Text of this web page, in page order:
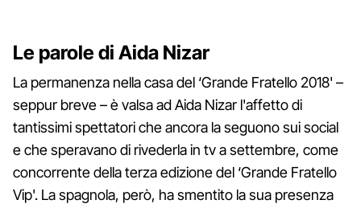
Le parole di Aida Nizar
La permanenza nella casa del ‘Grande Fratello 2018' –
seppur breve – è valsa ad Aida Nizar l'affetto di
tantissimi spettatori che ancora la seguono sui social
e che speravano di rivederla in tv a settembre, come
concorrente della terza edizione del ‘Grande Fratello
Vip'. La spagnola, però, ha smentito la sua presenza